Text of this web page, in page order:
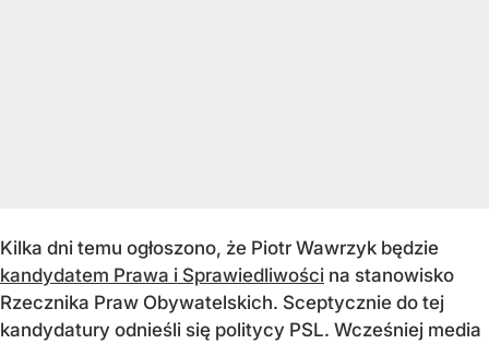
Kilka dni temu ogłoszono, że Piotr Wawrzyk będzie
kandydatem Prawa i Sprawiedliwości na stanowisko
Rzecznika Praw Obywatelskich. Sceptycznie do tej
kandydatury odnieśli się politycy PSL. Wcześniej media